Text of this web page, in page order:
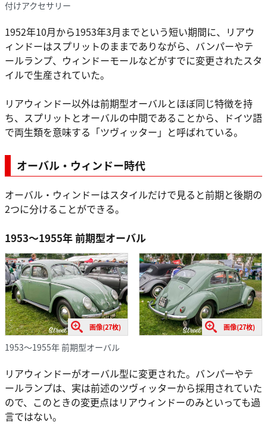
付けアクセサリー
1952年10月から1953年3月までという短い期間に、リアウ
ィンドーはスプリットのままでありながら、バンパーやテ
ールランプ、ウィンドーモールなどがすでに変更されたスタ
イルで生産されていた。
リアウィンドー以外は前期型オーバルとほぼ同じ特徴を持
ち、スプリットとオーバルの中間であることから、ドイツ語
で両生類を意味する「ツヴィッター」と呼ばれている。
オーバル・ウィンドー時代
オーバル・ウィンドーはスタイルだけで見ると前期と後期の
2つに分けることができる。
1953～1955年 前期型オーバル
画像(27枚) 画像(27枚)
1953～1955年 前期型オーバル
リアウィンドーがオーバル型に変更された。バンパーやテ
ールランプは、実は前述のツヴィッターから採用されていた
ので、このときの変更点はリアウィンドーのみといっても過
言ではない。